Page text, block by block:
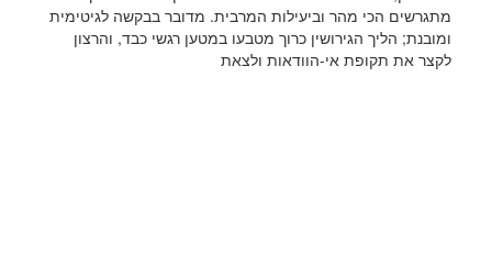
מתגרשים הכי מהר וביעילות המרבית. מדובר בבקשה לגיטימית
ומובנת; הליך הגירושין כרוך מטבעו במטען רגשי כבד, והרצון
לקצר את תקופת אי-הוודאות ולצאת